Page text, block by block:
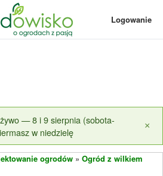
Logowanie
— 8 i 9 sierpnia (sobota-
w niedzielę
×
ogrodów » Ogród z wilkiem